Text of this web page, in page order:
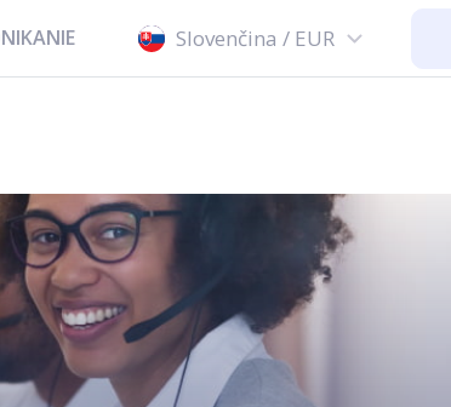
Slovenčina / EUR